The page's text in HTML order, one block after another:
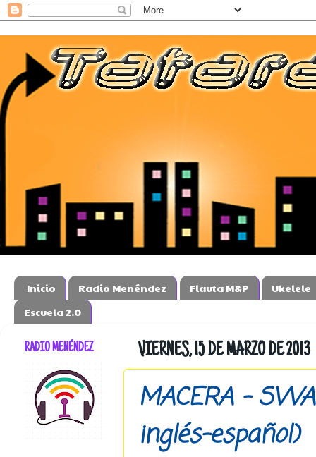
Inicio Radio Menéndez Flauta M&P
Ukelele
Escuela 2.0
VIERNES, 15 DE MARZO DE 2013
MACERA -
inglés-español)
RADIO MENÉNDEZ